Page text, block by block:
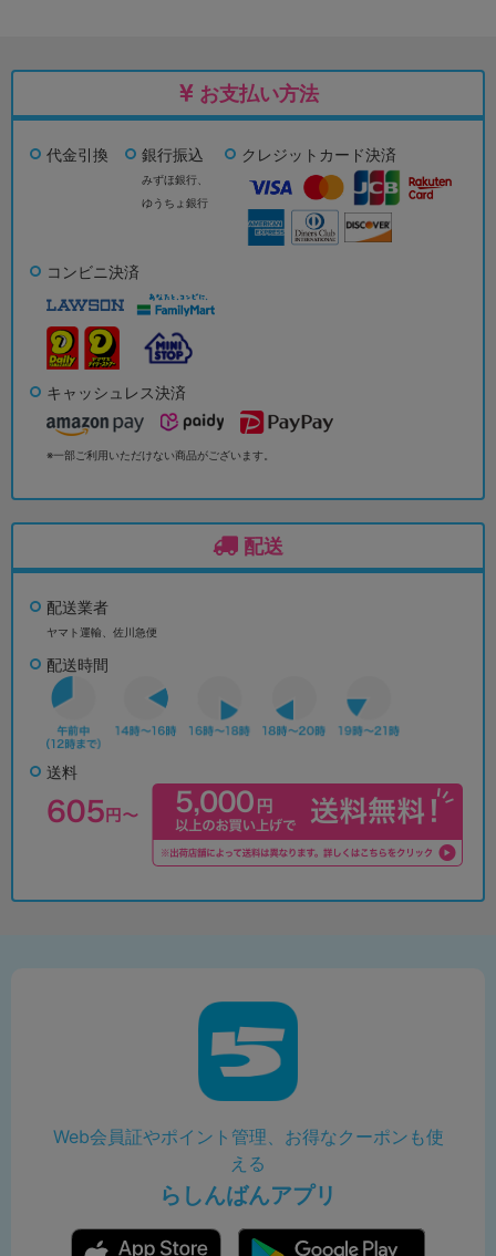
お支払い方法
代金引換 銀行振込
みずほ銀行、
ゆうちょ銀行
クレジットカード決済
コンビニ決済
キャッシュレス決済
※一部ご利用いただけない商品がございます。
配送
配送業者
ヤマト運輸、佐川急便
配送時間
送料
Web会員証やポイント管理、お得なクーポンも使
える
らしんばんアプリ